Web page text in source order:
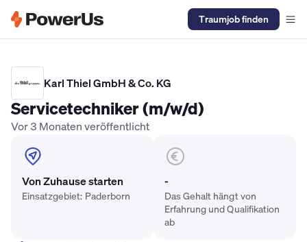
Traumjob finden
Karl Thiel GmbH & Co. KG
Servicetechniker (m/w/d)
Vor 3 Monaten veröffentlicht
Von Zuhause starten
Einsatzgebiet: Paderborn
-
Das Gehalt hängt von
Erfahrung und Qualifikation
ab